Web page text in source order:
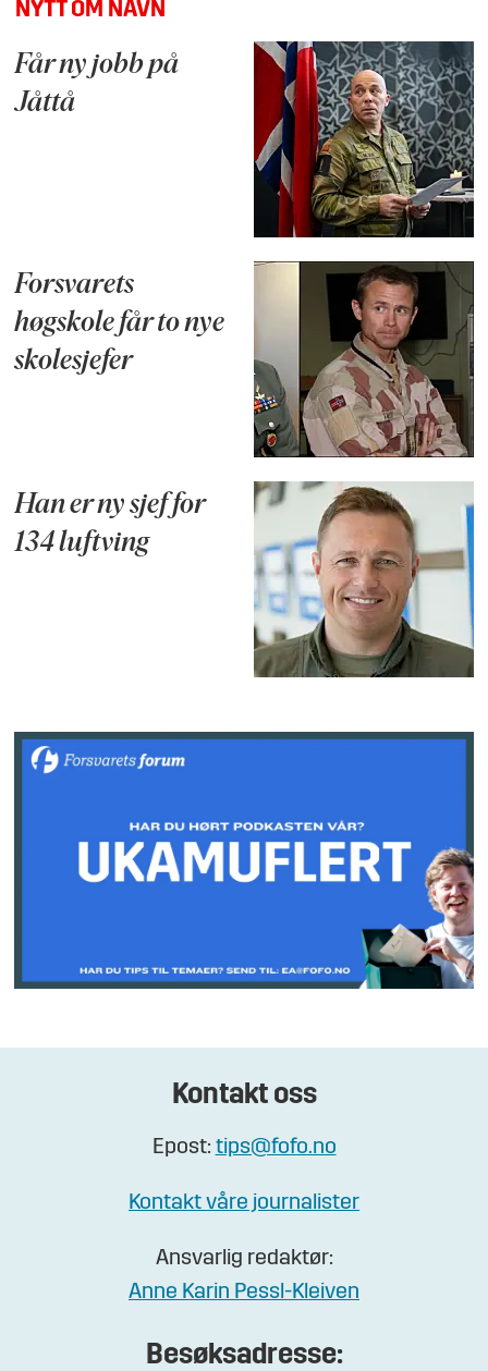
NYTT OM NAVN
Får ny jobb på
Jåttå
Forsvarets
høgskole får to nye
skolesjefer
Han er ny sjef for
134 luftving
Kontakt oss
Epost: tips@fofo.no
Kontakt våre journalister
Ansvarlig redaktør:
Anne Karin Pessl-Kleiven
Besøksadresse: